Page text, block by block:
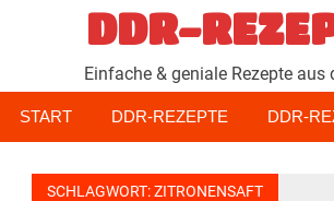
Zum
Inhalt
springen
DDR-
Einfache & geniale Rezepte aus
START DDR-REZEPTE DDR-
SCHLAGWORT:ZITRONENSAFT